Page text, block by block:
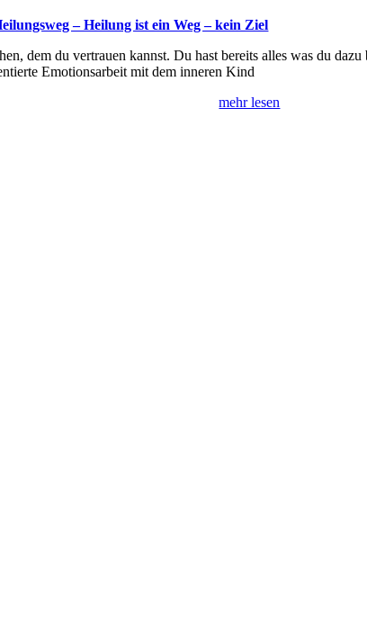
– Heilung ist ein Weg – kein Ziel
dem du vertrauen kannst. Du hast bereits alles was du
Emotionsarbeit mit dem inneren Kind
mehr lesen